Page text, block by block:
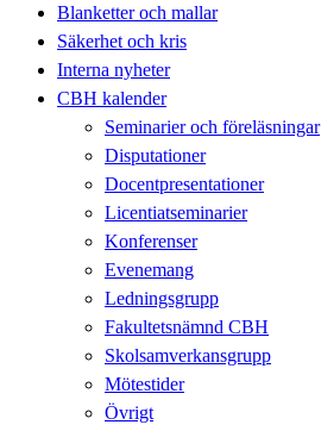
Blanketter och mallar
Säkerhet och kris
Interna nyheter
CBH kalender
Seminarier och föreläsningar
Disputationer
Docentpresentationer
Licentiatseminarier
Konferenser
Evenemang
Ledningsgrupp
Fakultetsnämnd CBH
Skolsamverkansgrupp
Mötestider
Övrigt